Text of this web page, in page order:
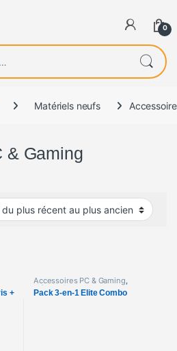
0
Matériels neufs
& Gaming
récent au plus ancien
+
Accessoires PC & Gaming
Informatique
Pack 3-en-1 Elite Combo